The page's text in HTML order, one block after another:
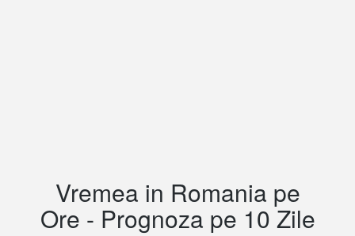
Vremea in Romania pe
Ore - Prognoza pe 10 Zile